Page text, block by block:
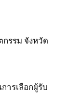
รรม จังหวัด
ารเลือกผู้รับ